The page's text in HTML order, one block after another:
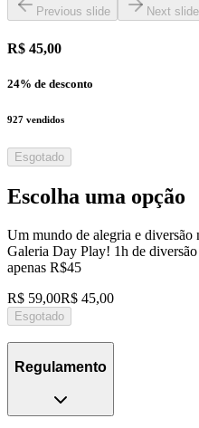
Previous slide Next slide
R$ 45,00
24% de desconto
927 vendidos
Esgotado
Escolha uma opção
Um mundo de alegria e diversão
Galeria Day Play! 1h de
apenas R$45
R$ 59,00R$ 45,00
Esgotado
Regulamento